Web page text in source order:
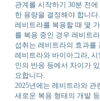
관계를 시작하기 30분 전
한 용량을 결정해야 합니다.
레비트라를 복용할 때 몇
를 복용 중인 경우 레비트
섭취는 레비트라의 효과를
레비트라와 바이아그라,
인의 반응 등에서 차이가
요합니다.
2025년에는 레비트라와
새로운 복용 형태의 개발